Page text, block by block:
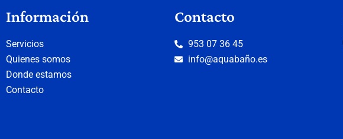
Información
Servicios
Quienes somos
Donde estamos
Contacto
Contacto
953 07 36 45
info@aquabaño.es